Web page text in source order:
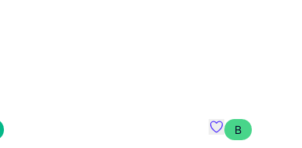
{naam} Favoriete {naam}
B